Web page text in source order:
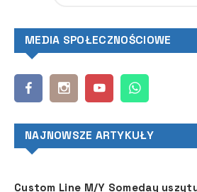
MEDIA SPOŁECZNOŚCIOWE
NAJNOWSZE ARTYKUŁY
Custom Line M/Y Someday